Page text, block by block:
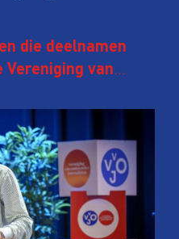
die deelnamen
Vereniging van
maken met
juridische
werk. Dat kost
zij stress en
aangepast of
zelfs niet door.